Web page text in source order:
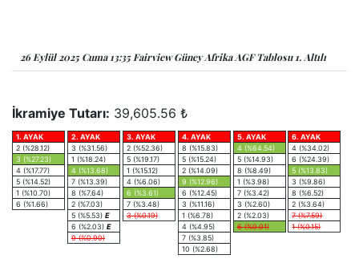
26 Eylül 2025 Cuma 13:35 Fairview Güney Afrika AGF Tablosu 1. Altılı
İkramiye Tutarı: 39,605.56 ₺
1. AYAK
2 (%28.12)
3 (%27.23)
4 (%17.77)
5 (%14.52)
1 (%10.70)
6 (%1.66)
2. AYAK
3 (%31.56)
1 (%18.24)
4 (%13.68)
7 (%13.39)
8 (%7.64)
2 (%7.03)
5 (%5.53) E
6 (%2.03) E
9 (%0.90)
3. AYAK
2 (%52.36)
5 (%19.17)
1 (%15.12)
4 (%6.06)
6 (%3.61)
7 (%3.48)
3 (%0.19)
4. AYAK
8 (%15.83)
5 (%15.24)
2 (%14.09)
9 (%12.96)
6 (%12.45)
3 (%11.16)
1 (%6.78)
4 (%4.95)
7 (%3.85)
10 (%2.68)
5. AYAK
4 (%64.54)
5 (%14.93)
8 (%8.49)
1 (%3.98)
7 (%3.42)
3 (%2.60)
2 (%2.03)
6 (%0.01)
6. AYAK
4 (%34.02)
6 (%24.39)
5 (%13.83)
3 (%9.86)
8 (%6.52)
2 (%3.64)
7 (%7.59)
1 (%0.15)